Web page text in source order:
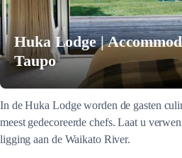
Huka Lodge |
Taupo
In de Huka Lodge worden de gasten
meest gedecoreerde chefs. Laat u
ligging aan de Waikato River.